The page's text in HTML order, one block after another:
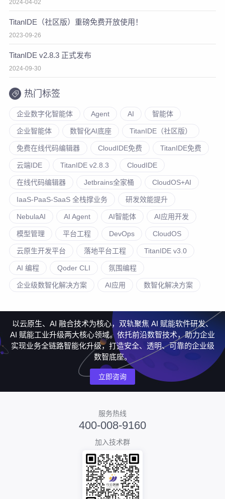
2024-04-02
TitanIDE（社区版）重磅免费开放使用！
2023-09-26
TitanIDE v2.8.3 正式发布
2024-09-30
热门标签
企业数字化智能体 Agent AI 智能体
企业智能体 数智化AI底座 TitanIDE（社区版）
免费在线代码编辑器 CloudIDE免费 TitanIDE免费
云端IDE TitanIDE v2.8.3 CloudIDE
在线代码编辑器 Jetbrains全家桶 CloudOS+AI
IaaS-PaaS-SaaS 全栈撑业务 研发效能提升
NebulaAI AI Agent AI智能体 AI应用开发
模型管理 平台工程 DevOps CloudOS
云原生开发平台 落地平台工程 TitanIDE v3.0
AI 编程 Qoder CLI 氛围编程
企业级数智化解决方案 AI应用 数智化解决方案
以云原生、AI 融合技术为核心，双轨聚焦 AI 赋能软件研发、
AI 赋能工业升级两大核心领域。依托前沿数智技术，助力企业
实现业务全链路智能化升级，打造安全、透明、可靠的企业级
数智底座。
立即咨询
服务热线
400-008-9160
加入技术群